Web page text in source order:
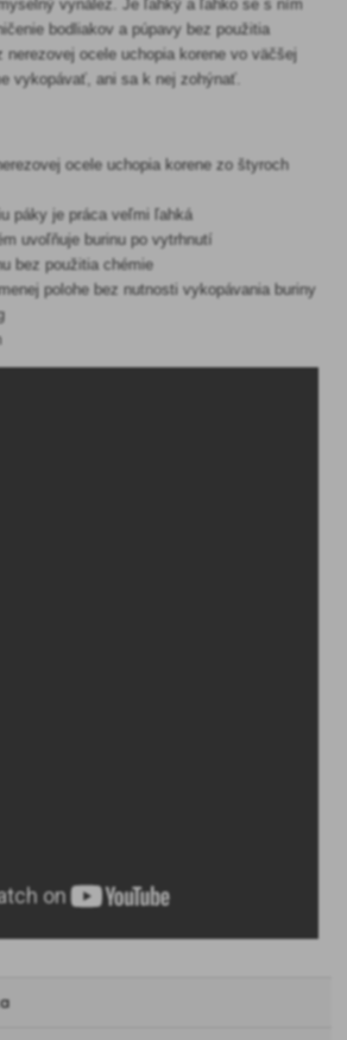
vynález. Je ľahký a ľahko se s ním
bodliakov a púpavy bez použitia
ocele uchopia korene vo väčšej
vykopávať, ani sa k nej zohýnať.
ocele uchopia korene zo štyroch
páky je práca veľmi ľahká
uvoľňuje burinu po vytrhnutí
bez použitia chémie
polohe bez nutnosti vykopávania buriny